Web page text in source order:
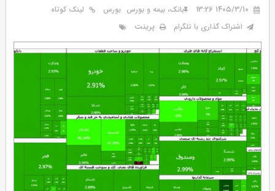
۱۴۰۵/۳/۱۰ 13:26 بانک، بیمه و بورس بورس
لینک کوتاه
اشتراک گذاری با تلگرام
پرینت